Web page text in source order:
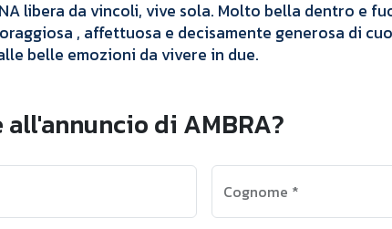
libera da vincoli, vive sola. Molto bella dentro e
, affettuosa e decisamente generosa di
belle emozioni da vivere in due.
di AMBRA?
Cognome *